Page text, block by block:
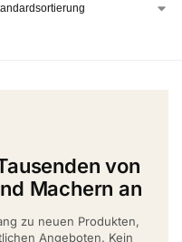
von
Machern an
zu neuen Produkten,
Angeboten. Kein